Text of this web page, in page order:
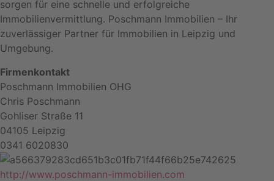
sorgen für eine schnelle und erfolgreiche
Immobilienvermittlung. Poschmann Immobilien – Ihr
zuverlässiger Partner für Immobilien in Leipzig und
Umgebung.
Firmenkontakt
Poschmann Immobilien OHG
Chris Poschmann
Gohliser Straße 11
04105 Leipzig
0341 6020830
http://www.poschmann-immobilien.com